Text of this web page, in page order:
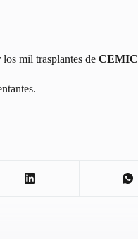
mil trasplantes de CEMIC